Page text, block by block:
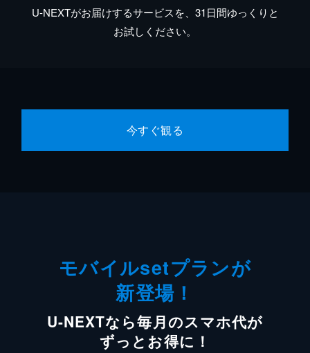
U-NEXTがお届けするサービスを、31日間ゆっくりと
お試しください。
今すぐ観る
モバイルsetプランが
新登場！
U-NEXTなら毎月のスマホ代が
ずっとお得に！